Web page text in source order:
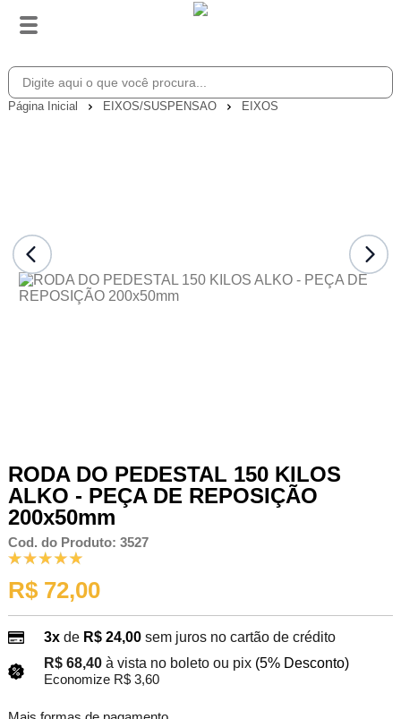
Página Inicial EIXOS/SUSPENSAO EIXOS
RODA DO PEDESTAL 150 KILOS
ALKO - PEÇA DE REPOSIÇÃO
200x50mm
Cod. do Produto: 3527
R$ 72,00
3xde R$ 24,00 sem juros no cartão de crédito
R$ 68,40 à vista no boleto ou pix (5% Desconto)
Economize R$ 3,60